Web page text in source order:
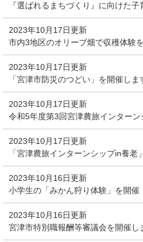
『選ばれるまちづくり』に向けた
2023年10月17日更新
市内3地区のオリーブ畑で収穫体験
2023年10月17日更新
「宮津市防災のつどい」を開催しま
2023年10月17日更新
令和5年度第3回宮津農旅インターン
2023年10月17日更新
「宮津農旅インターンシップin養老
2023年10月16日更新
小学生の「みかん狩り体験」を開催
2023年10月16日更新
宮津市特別職報酬等審議会を開催し